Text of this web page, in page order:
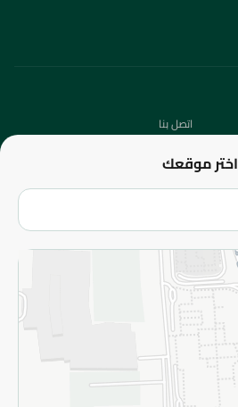
اختر موقعك
اتصل بنا
الفروع
سياسة الاستخدام